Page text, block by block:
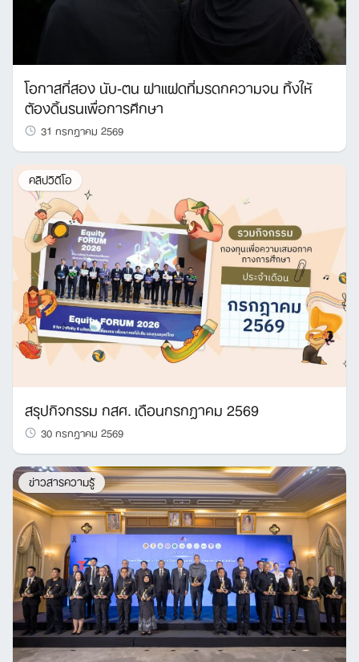
โอกาสที่สอง นับ-ตน ฝาแฝดที่มรดกความจน ทิ้งให้
ต้องดิ้นรนเพื่อการศึกษา
31 กรกฎาคม 2569
คลิปวิดีโอ
สรุปกิจกรรม กสศ. เดือนกรกฎาคม 2569
30 กรกฎาคม 2569
ข่าวสารความรู้